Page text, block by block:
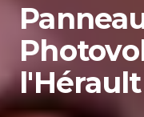
l'Hérault